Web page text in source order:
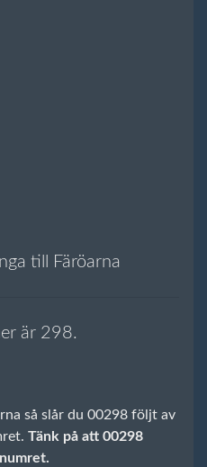
till Färöarna
är 298.
så slår du 00298 följt av
Tänk på att 00298